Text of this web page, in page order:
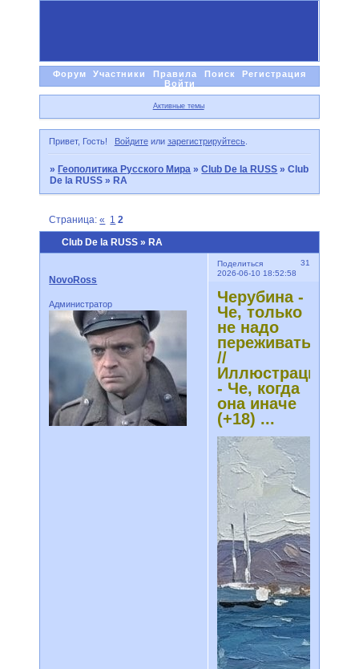
Форум Участники Правила Поиск
Регистрация
Войти
Активные темы
Привет, Гость! Войдитеили зарегистрируйтесь.
»Геополитика Русского Мира »Club De la RUSS »Club
De la RUSS » RA
Club De la RUSS » RA
Страница:« 1 2
Поделиться
31
2026-06-10 18:52:58
NovoRoss
Администратор
Черубина -
Че, только
не надо
переживать
//
Иллюстрации
- Че, когда
она иначе
(+18) ...